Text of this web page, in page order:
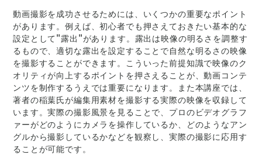
動画撮影を成功させるためには、いくつかの重要なポイント
があります。例えば、初心者でも押さえておきたい基本的な
設定として"露出"があります。露出は映像の明るさを調整す
るもので、適切な露出を設定することで自然な明るさの映像
を撮影することができます。こういった前提知識で映像のク
オリティが向上するポイントを押さえることが、動画コンテ
ンツを制作するうえでは重要になります。また本講座では、
著者の稲葉氏が編集用素材を撮影する実際の映像を収録して
います。実際の撮影風景を見ることで、プロのビデオグラフ
ァーがどのようにカメラを操作しているか、どのようなアン
グルから撮影しているかなどを観察し、実際の撮影に応用す
ることが可能です。